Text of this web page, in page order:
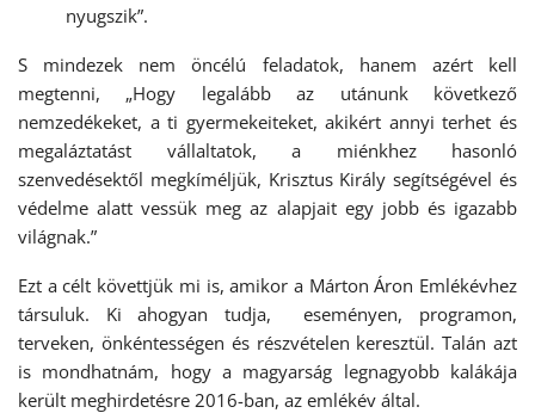
nyugszik”.
S mindezek nem öncélú feladatok, hanem azért kell
megtenni, „Hogy legalább az utánunk következő
nemzedékeket, a ti gyermekeiteket, akikért annyi terhet és
megaláztatást vállaltatok, a miénkhez hasonló
szenvedésektől megkíméljük, Krisztus Király segítségével és
védelme alatt vessük meg az alapjait egy jobb és igazabb
világnak.”
Ezt a célt követtjük mi is, amikor a Márton Áron Emlékévhez
társuluk. Ki ahogyan tudja, eseményen, programon,
terveken, önkéntességen és részvételen keresztül. Talán azt
is mondhatnám, hogy a magyarság legnagyobb kalákája
került meghirdetésre 2016-ban, az emlékév által.